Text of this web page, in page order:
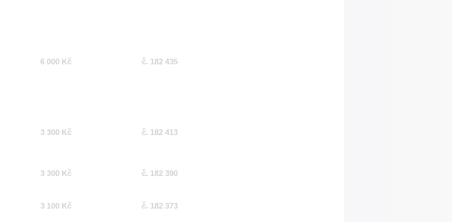
6 000 Kč č. 182 435
3 300 Kč č. 182 413
3 300 Kč č. 182 390
3 100 Kč č. 182 373